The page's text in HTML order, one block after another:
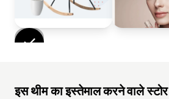
इस थीम का इस्तेमाल करने वाले स्टोर